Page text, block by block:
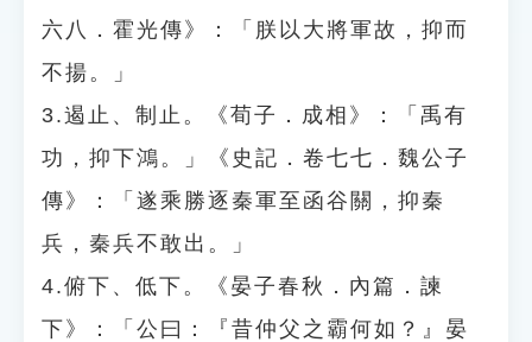
六八．霍光傳》：「朕以大將軍故，抑而
不揚。」
3.遏止、制止。《荀子．成相》：「禹有
功，抑下鴻。」《史記．卷七七．魏公子
傳》：「遂乘勝逐秦軍至函谷關，抑秦
兵，秦兵不敢出。」
4.俯下、低下。《晏子春秋．內篇．諫
下》：「公曰：『昔仲父之霸何如？』晏